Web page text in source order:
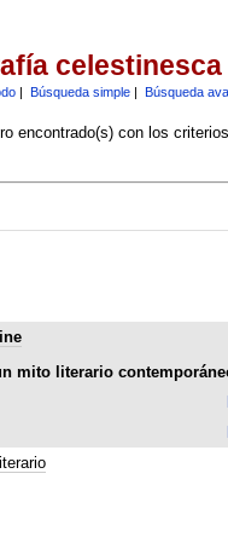
celestinesca
| Búsqueda simple| Búsqueda
encontrado(s) con los
mito literario